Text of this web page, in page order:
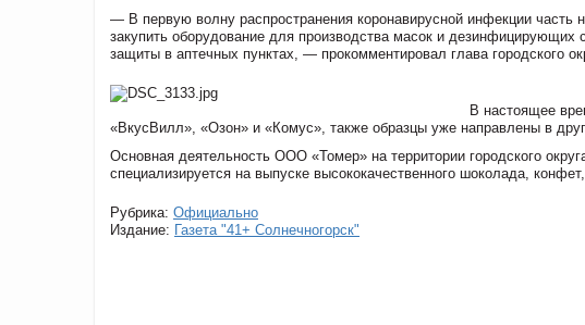
— В первую волну распространения коронавирусной инфекции
закупить оборудование для производства масок и дезинфицирующих
защиты в аптечных пунктах, — прокомментировал глава городского
В настоящее
«ВкусВилл», «Озон» и «Комус», также образцы уже направлены в
Основная деятельность ООО «Томер» на территории городского
специализируется на выпуске высококачественного шоколада,
Рубрика: Официально
Издание: Газета "41+ Солнечногорск"